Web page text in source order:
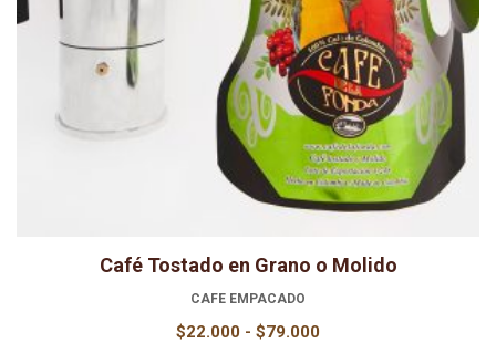
Café Tostado en Grano o Molido
CAFE EMPACADO
$22.000 - $79.000Rango